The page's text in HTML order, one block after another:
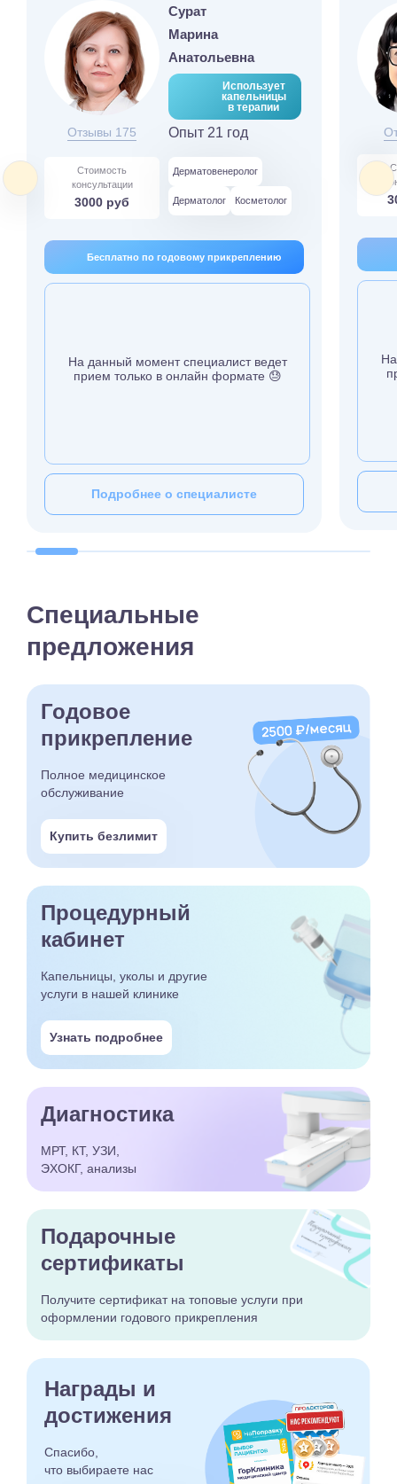
Отзывы 175
Сурат
Марина
Анатольевна
Использует
капельницы
в терапии
Опыт 21 год
Стоимость
консультации
3000 руб
Дерматовенеролог
Дерматолог Косметолог
Бесплатно по годовому прикреплению
На данный момент специалист ведет
прием только в онлайн формате 😓
Подробнее о специалисте
Специальные
предложения
Годовое
прикрепление
Полное медицинское
обслуживание
Купить безлимит
Процедурный
кабинет
Капельницы, уколы и другие
услуги в нашей клинике
Узнать подробнее
Диагностика
МРТ, КТ, УЗИ,
ЭХОКГ, анализы
Подарочные
сертификаты
Получите сертификатна топовые услуги при
оформлении годового прикрепления
Награды и
достижения
Спасибо,
что выбираете нас